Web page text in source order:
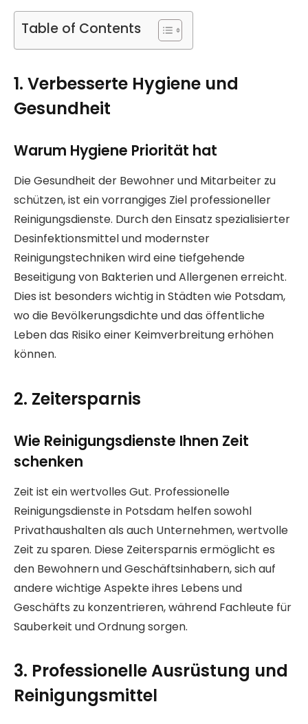
Table of Contents
1. Verbesserte Hygiene und
Gesundheit
Warum Hygiene Priorität hat
Die Gesundheit der Bewohner und Mitarbeiter zu
schützen, ist ein vorrangiges Ziel professioneller
Reinigungsdienste. Durch den Einsatz spezialisierter
Desinfektionsmittel und modernster
Reinigungstechniken wird eine tiefgehende
Beseitigung von Bakterien und Allergenen erreicht.
Dies ist besonders wichtig in Städten wie Potsdam,
wo die Bevölkerungsdichte und das öffentliche
Leben das Risiko einer Keimverbreitung erhöhen
können.
2. Zeitersparnis
Wie Reinigungsdienste Ihnen Zeit
schenken
Zeit ist ein wertvolles Gut. Professionelle
Reinigungsdienste in Potsdam helfen sowohl
Privathaushalten als auch Unternehmen, wertvolle
Zeit zu sparen. Diese Zeitersparnis ermöglicht es
den Bewohnern und Geschäftsinhabern, sich auf
andere wichtige Aspekte ihres Lebens und
Geschäfts zu konzentrieren, während Fachleute für
Sauberkeit und Ordnung sorgen.
3. Professionelle Ausrüstung und
Reinigungsmittel